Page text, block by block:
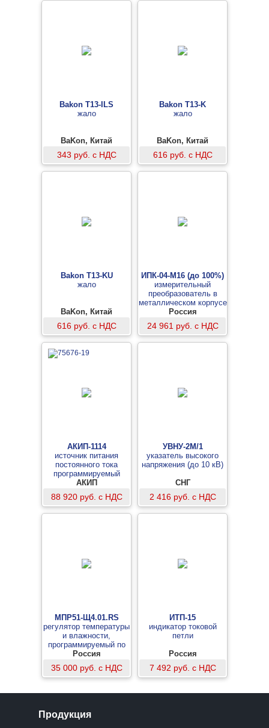
Bakon T13-ILS
жало
BaKon, Китай
343 руб. с НДС
Bakon T13-K
жало
BaKon, Китай
616 руб. с НДС
Bakon T13-KU
жало
BaKon, Китай
616 руб. с НДС
ИПК-04-M16 (до 100%)
измерительный
преобразователь в
металлическом корпусе
в виде проточной
камеры со штуцерами
М8х1
Россия
24 961 руб. с НДС
АКИП-1114
источник питания
постоянного тока
программируемый
АКИП
88 920 руб. с НДС
УВНУ-2М/1
указатель высокого
напряжения (до 10 кВ)
СНГ
2 416 руб. с НДС
МПР51-Щ4.01.RS
регулятор температуры
и влажности,
программируемый по
времени
Россия
35 000 руб. с НДС
ИТП-15
индикатор токовой
петли
Россия
7 492 руб. с НДС
Продукция